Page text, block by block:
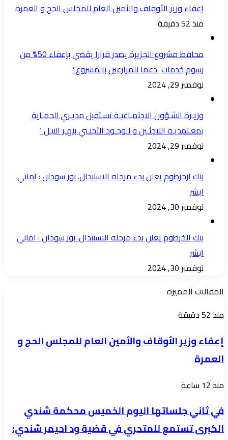
إعفاء وزير الأوقاف والأمين العام للمجلس الحج و العمرة
منذ 52 دقيقة
محافظ مشروع الجزيرة يصدر قرارا يقضي بإعفاء 50% من
رسوم خدمات دعما للمزارعين بالمشروع*
نوفمبر 29, 2024
وزيـرة الشـؤون الاجتمـاعيـة تسـتقبل مديـري الحمـاية
بمعـتمديـة اللاجئـين و للوجـود الأجنـبي بنهـر النيـل ‘
نوفمبر 29, 2024
بنك ازخرطوم يعلن بدء مرحله الاستبدال. بور سودان : اماني
ابشر
نوفمبر 30, 2024
بنك الخرطوم يعلن بدء مرحله الاستبدال. بور سودان : اماني
ابشر
نوفمبر 30, 2024
المقالات المميزة
إعفاء
الأوقاف
والأمين
للمجلس
الحج
و
العمرة
منذ 52 دقيقة
إعفاء وزير الأوقاف والأمين العام للمجلس الحج و
العمرة
في
جلساتها
اليوم
منذ 12 ساعة
في ثاني جلساتها اليوم الخميس محكمة شندي
الكبرى تستمع للمتحري في قضية ود احيمر شندي: